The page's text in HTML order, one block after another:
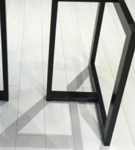
WEBカタログ